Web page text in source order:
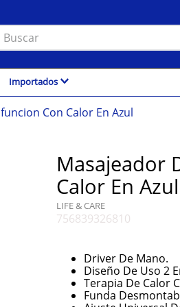
Importados
Con Calor En Azul
Masajeador
Calor En Azul
LIFE & CARE
756839326810
Driver De Mano.
Diseño De Uso 2
Terapia De Calor
Funda